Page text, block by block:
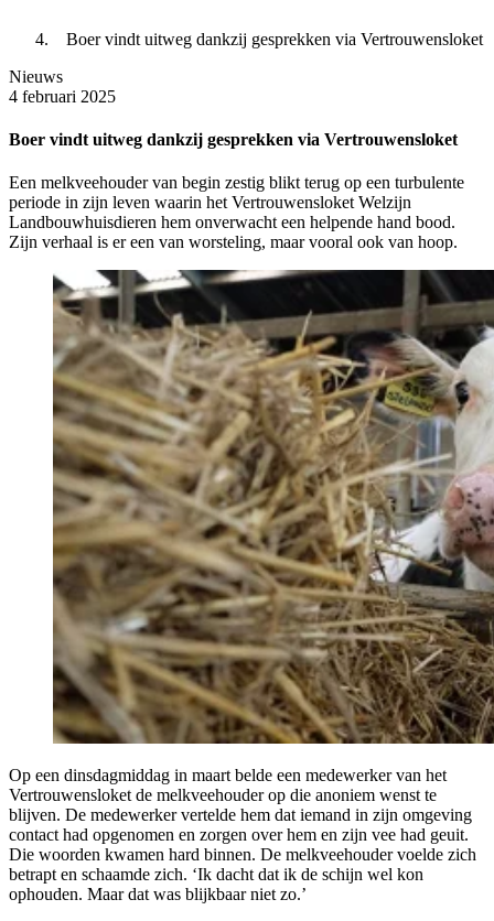
Boer vindt uitweg dankzij gesprekken via Vertrouwensloket
Nieuws
4 februari 2025
Boer vindt uitweg dankzij gesprekken via Vertrouwensloket
Een melkveehouder van begin zestig blikt terug op een turbulente
periode in zijn leven waarin het Vertrouwensloket Welzijn
Landbouwhuisdieren hem onverwacht een helpende hand bood.
Zijn verhaal is er een van worsteling, maar vooral ook van hoop.
Op een dinsdagmiddag in maart belde een medewerker van het
Vertrouwensloket de melkveehouder op die anoniem wenst te
blijven. De medewerker vertelde hem dat iemand in zijn omgeving
contact had opgenomen en zorgen over hem en zijn vee had geuit.
Die woorden kwamen hard binnen. De melkveehouder voelde zich
betrapt en schaamde zich. ‘Ik dacht dat ik de schijn wel kon
ophouden. Maar dat was blijkbaar niet zo.’